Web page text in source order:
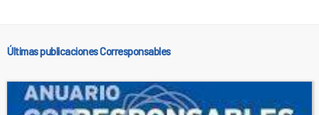
Últimas publicaciones Corresponsables